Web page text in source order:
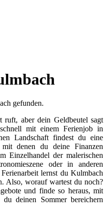
gefunden.
ruft, aber dein Geldbeutel sagt
mit einem Ferienjob in
Landschaft findest du eine
mit denen du deine Finanzen
Einzelhandel der malerischen
oder in anderen
lernst du Kulmbach
Also, worauf wartest du noch?
und finde so heraus, mit
deinen Sommer bereichern